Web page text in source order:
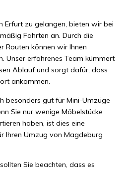
Erfurt zu gelangen, bieten wir bei
Fahrten an. Durch die
Routen können wir Ihnen
Unser erfahrenes Team kümmert
Ablauf und sorgt dafür, dass
ankommen.
besonders gut für Mini-Umzüge
Sie nur wenige Möbelstücke
haben, ist dies eine
Ihren Umzug von Magdeburg
Sie beachten, dass es